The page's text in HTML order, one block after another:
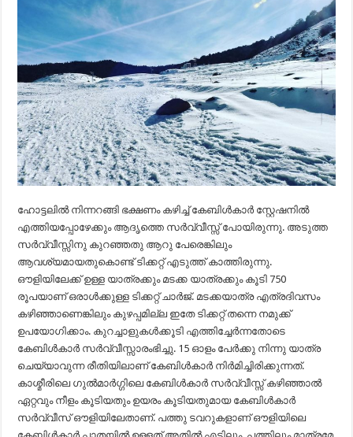
ഹോട്ടലിൽ നിന്നറങ്ങി ഭക്ഷണം കഴിച്ച് കേബിൾകാർ സ്റ്റേഷനിൽ
എത്തിയപ്പോഴേക്കും ആദൃത്തെ സർവ്വീസ്സ് പോയിരുന്നു. അടുത്ത
സർവ്വീസ്സിനു കുറഞ്ഞതു ആറു പേരെങ്കിലും
ആവശ്യമായതുകൊണ്ട് ടിക്കറ്റ് എടുത്ത് കാത്തിരുന്നു.
ഔളിയിലേക്ക് ഉള്ള യാത്രക്കും മടക്ക യാത്രക്കും കൂടി 750
രൂപയാണ് ഒരാൾക്കുള്ള ടിക്കറ്റ് ചാർജ്. മടക്കയാത്ര എത്രദിവസം
കഴിഞ്ഞാണെങ്കിലും കുഴപ്പമില്ല ഇതേ ടിക്കറ്റ് തന്നെ നമുക്ക്
ഉപയോഗിക്കാം. കുറച്ചാളുകൾക്കൂടി എത്തിച്ചേർന്നതോടെ
കേബിൾകാർ സർവ്വീസ്സാരംഭിച്ചു. 15 ഓളം പേർക്കു നിന്നു യാത്ര
ചെയ്യാവുന്ന രീതിയിലാണ് കേബിൾകാർ നിർമിച്ചിരിക്കുന്നത്.
കാശ്മീരിലെ ഗുൽമാർഗ്ഗിലെ കേബിൾകാർ സർവ്വീസ്സ് കഴിഞ്ഞാൽ
ഏറ്റവും നീളം കൂടിയതും ഉയരം കൂടിയതുമായ കേബിൾകാർ
സർവ്വീസ് ഔളിയിലേതാണ്. പത്തു ടവറുകളാണ് ഔളിയിലെ